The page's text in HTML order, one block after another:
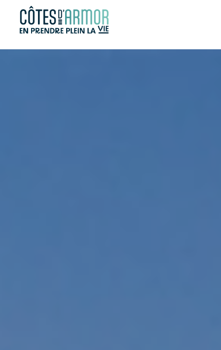
Panneau de gestion des cookies